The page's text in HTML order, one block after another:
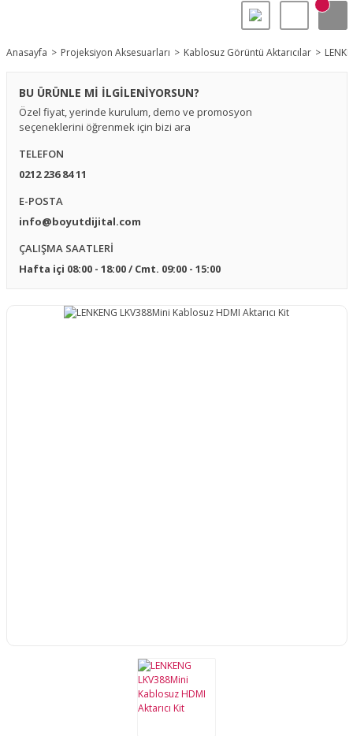
Anasayfa Projeksiyon Aksesuarları Kablosuz Görüntü Aktarıcılar
BU ÜRÜNLE Mİ İLGİLENİYORSUN?
Özel fiyat, yerinde kurulum, demo ve promosyon
seçeneklerini öğrenmek için bizi ara
TELEFON
0212 236 84 11
E-POSTA
info@boyutdijital.com
ÇALIŞMA SAATLERİ
Hafta içi 08:00 - 18:00 / Cmt. 09:00 - 15:00